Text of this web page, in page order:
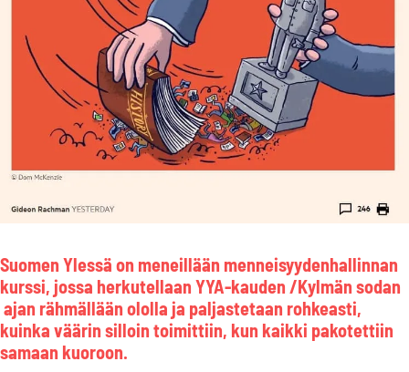
Suomen Ylessä on meneillään menneisyydenhallinnan
kurssi, jossa herkutellaan YYA-kauden /Kylmän sodan
ajan rähmällään ololla ja paljastetaan rohkeasti,
kuinka väärin silloin toimittiin, kun kaikki pakotettiin
samaan kuoroon.